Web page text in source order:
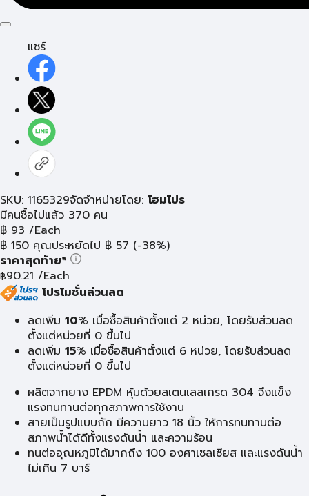
แชร์
SKU: 1165329จัดจำหน่ายโดย: โฮมโปร
มีคนซื้อไปแล้ว 370 คน
฿ 93 /Each
฿ 150 คุณประหยัดไป ฿ 57 (-38%)
ราคาสุดท้าย*
฿90.21 /Each
โปรโมชั่นส่วนลด
ลดเพิ่ม 10% เมื่อซื้อสินค้าตั้งแต่ 2 หน่วย, โดยรับส่วนลด
ตั้งแต่หน่วยที่ 0 ขึ้นไป
ลดเพิ่ม 15% เมื่อซื้อสินค้าตั้งแต่ 6 หน่วย, โดยรับส่วนลด
ตั้งแต่หน่วยที่ 0 ขึ้นไป
ผลิตจากยาง EPDM หุ้มด้วยสเตนเลสเกรด 304 จึงแข็ง
แรงทนทานต่อทุกสภาพการใช้งาน
สายเป็นรูปแบบถัก มีความยาว 18 นิ้ว ให้การทนทานต่อ
สภาพน้ำได้ดีทั้งแรงดันน้ำ และความร้อน
ทนต่ออุณหภูมิได้มากถึง 100 องศาเซลเซียส และแรงดันน้ำ
ไม่เกิน 7 บาร์